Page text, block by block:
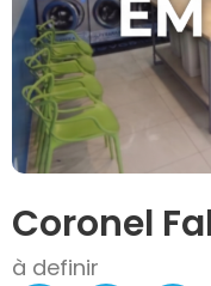
Coronel
à definir